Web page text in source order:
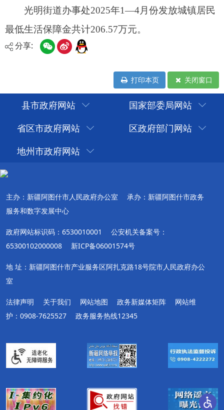
分享:
打印本页 关闭窗口
县市政府网站
国家部委局网站
省区市政府网站
区政府部门网站
地州市政府网站
主办：新疆阿图什市人民政府办公室
承办：新疆阿图什市政务
服务和数字发展中心
政府网站标识码：6530010001
公安机关备案号：
65300102000008
新ICP备06001574号
地 址：新疆阿图什市产业服务区阿扎克路18号院市人民政府办公
室
法律声明 关于我们 网站地图 政务新媒体矩阵
网站维
护：0908-7625527
政务服务热线12345